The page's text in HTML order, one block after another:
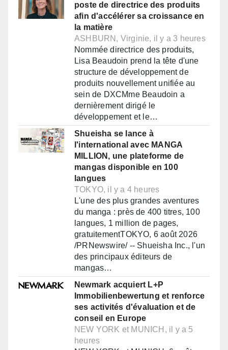
poste de directrice des produits
afin d'accélérer sa croissance en
la matière
ASHBURN, Virginie, il y a 3 heures
Nommée directrice des produits,
Lisa Beaudoin prend la tête d'une
structure de développement de
produits nouvellement unifiée au
sein de DXCMme Beaudoin a
dernièrement dirigé le
développement et le…
Shueisha se lance à
l'international avec MANGA
MILLION, une plateforme de
mangas disponible en 100
langues
TOKYO, il y a 4 heures
L'une des plus grandes aventures
du manga : près de 400 titres, 100
langues, 1 million de pages,
gratuitementTOKYO, 6 août 2026
/PRNewswire/ -- Shueisha Inc., l'un
des principaux éditeurs de
mangas…
Newmark acquiert L+P
Immobilienbewertung et renforce
ses activités d'évaluation et de
conseil en Europe
NEW YORK et MUNICH, il y a 5
heures